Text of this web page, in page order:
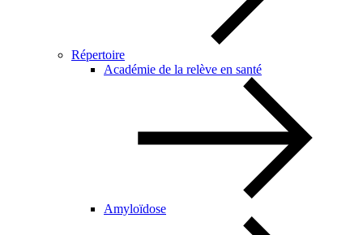
Répertoire
Académie de la relève en santé
Amyloïdose